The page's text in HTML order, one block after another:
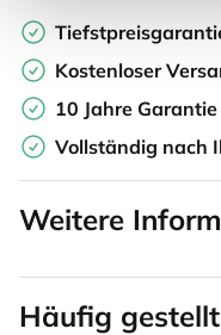
Kostenloser
10 Jahre Garantie
Vollständig nach
Weitere
Häufig